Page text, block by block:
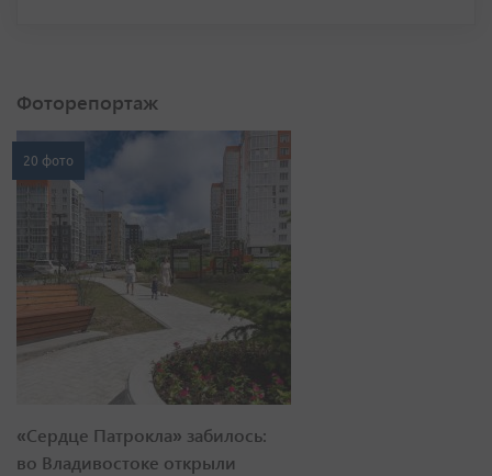
Фоторепортаж
20 фото
«Сердце Патрокла» забилось:
во Владивостоке открыли